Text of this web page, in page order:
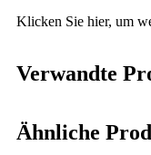
Klicken Sie hier, um
Verwandte
Ähnliche